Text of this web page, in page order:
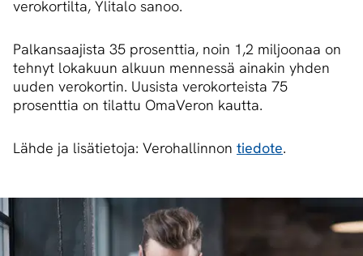
verokortilta, Ylitalo sanoo.
Palkansaajista 35 prosenttia, noin 1,2 miljoonaa on
tehnyt lokakuun alkuun mennessä ainakin yhden
uuden verokortin. Uusista verokorteista 75
prosenttia on tilattu OmaVeron kautta.
Lähde ja lisätietoja: Verohallinnon tiedote.